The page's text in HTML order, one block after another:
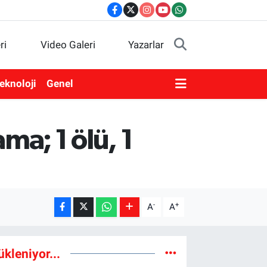
Video Galeri Yazarlar
Genel
1 ölü, 1
A- A+